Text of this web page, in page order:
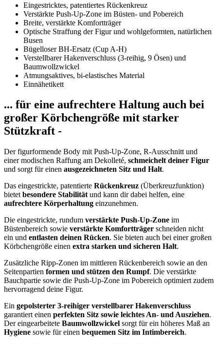
Eingestricktes, patentiertes Rückenkreuz
Verstärkte Push-Up-Zone im Büsten- und Pobereich
Breite, verstärkte Komfortträger
Optische Straffung der Figur und wohlgeformten, natürlichen
Busen
Bügelloser BH-Ersatz (Cup A-H)
Verstellbarer Hakenverschluss (3-reihig, 9 Ösen) und
Baumwollzwickel
Atmungsaktives, bi-elastisches Material
Einnähetikett
... für eine aufrechtere Haltung auch bei
großer Körbchengröße mit starker
Stützkraft -
Der figurformende Body mit Push-Up-Zone, R-Ausschnitt und
einer modischen Raffung am Dekolleté, schmeichelt deiner Figur
und sorgt für einen ausgezeichneten Sitz und Halt.
Das eingestrickte, patentierte Rückenkreuz (Überkreuzfunktion)
bietet besondere Stabilität und kann dir dabei helfen, eine
aufrechtere Körperhaltung einzunehmen.
Die eingestrickte, rundum verstärkte Push-Up-Zone im
Büstenbereich sowie verstärkte Komfortträger schneiden nicht
ein und entlasten deinen Rücken. Sie bieten auch bei einer großen
Körbchengröße einen extra starken und sicheren Halt.
Zusätzliche Ripp-Zonen im mittleren Rückenbereich sowie an den
Seitenpartien formen und stützen den Rumpf. Die verstärkte
Bauchpartie sowie die Push-Up-Zone im Pobereich optimiert zudem
hervorragend deine Figur.
Ein gepolsterter 3-reihiger verstellbarer Hakenverschluss
garantiert einen perfekten Sitz sowie leichtes An- und Ausziehen.
Der eingearbeitete Baumwollzwickel sorgt für ein höheres Maß an
Hygiene sowie für einen bequemen Sitz im Intimbereich.